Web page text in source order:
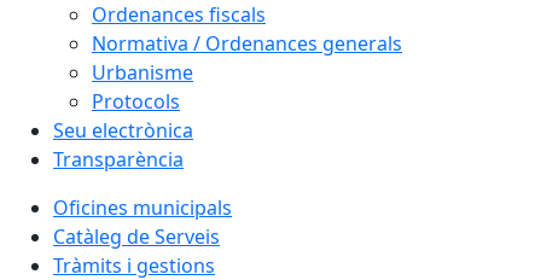
Ordenances fiscals
Normativa / Ordenances generals
Urbanisme
Protocols
Seu electrònica
Transparència
Oficines municipals
Catàleg de Serveis
Tràmits i gestions